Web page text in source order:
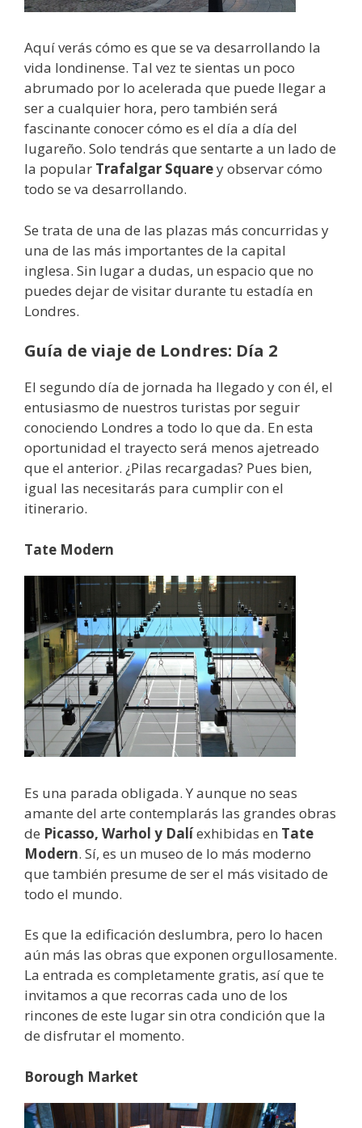
Aquí verás cómo es que se va desarrollando la
vida londinense. Tal vez te sientas un poco
abrumado por lo acelerada que puede llegar a
ser a cualquier hora, pero también será
fascinante conocer cómo es el día a día del
lugareño. Solo tendrás que sentarte a un lado de
la popular Trafalgar Squarey observar cómo
todo se va desarrollando.
Se trata de una de las plazas más concurridas y
una de las más importantes de la capital
inglesa. Sin lugar a dudas, un espacio que no
puedes dejar de visitar durante tu estadía en
Londres.
Guía de viaje de Londres: Día 2
El segundo día de jornada ha llegado y con él, el
entusiasmo de nuestros turistas por seguir
conociendo Londres a todo lo que da. En esta
oportunidad el trayecto será menos ajetreado
que el anterior. ¿Pilas recargadas? Pues bien,
igual las necesitarás para cumplir con el
itinerario.
Tate Modern
Es una parada obligada. Y aunque no seas
amante del arte contemplarás las grandes obras
de Picasso, Warhol y Dalíexhibidas en Tate
Modern. Sí, es un museo de lo más moderno
que también presume de ser el más visitado de
todo el mundo.
Es que la edificación deslumbra, pero lo hacen
aún más las obras que exponen orgullosamente.
La entrada es completamente gratis, así que te
invitamos a que recorras cada uno de los
rincones de este lugar sin otra condición que la
de disfrutar el momento.
Borough Market